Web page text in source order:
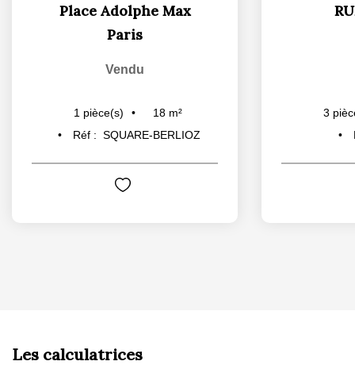
Place Adolphe Max
Paris
Vendu
1 pièce(s) 18 m²
Réf : SQUARE-BERLIOZ
3
Les calculatrices